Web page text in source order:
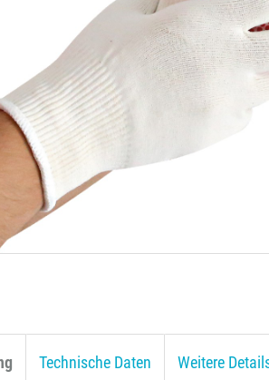
Technische Daten Weitere